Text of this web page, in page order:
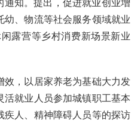
通知。提出，促进就业创业增
、物流等社会服务领域就业
露营等乡村消费新场景新业
效，以居家养老为基础大力发
活就业人员参加城镇职工基本
疾人、精神障碍人员等的探访